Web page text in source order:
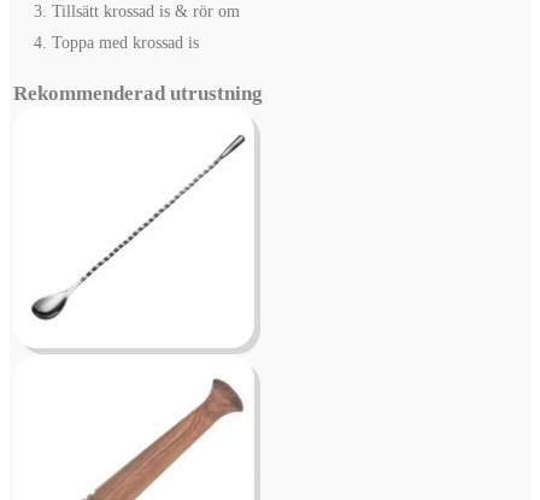
Tillsätt krossad is & rör om
Toppa med krossad is
Rekommenderad utrustning